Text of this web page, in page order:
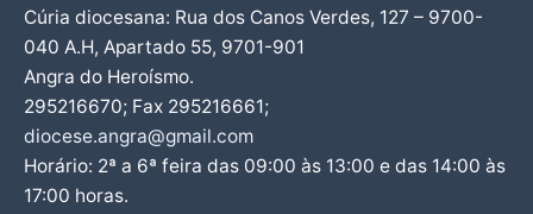
Cúria diocesana: Rua dos Canos Verdes, 127 – 9700-
040 A.H, Apartado 55, 9701-901
Angra do Heroísmo.
295216670; Fax 295216661;
diocese.angra@gmail.com
Horário: 2ª a 6ª feira das 09:00 às 13:00 e das 14:00 às
17:00 horas.